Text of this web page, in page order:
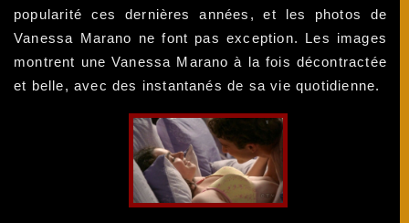
popularité ces dernières années, et les photos de
Vanessa Marano ne font pas exception. Les images
montrent une Vanessa Marano à la fois décontractée
et belle, avec des instantanés de sa vie quotidienne.